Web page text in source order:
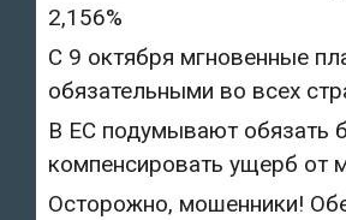
2,156%
С 9 октября мгновенные
обязательными во всех
В ЕС подумывают обязать
компенсировать ущерб от
Осторожно, мошенники!